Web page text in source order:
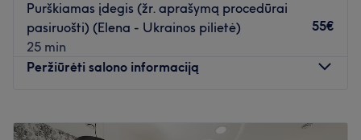
Purškiamas įdegis (žr. aprašymą procedūrai
pasiruošti) (Elena - Ukrainos pilietė)
25 min
55€
Peržiūrėti salono informaciją
Antradienis
20:30